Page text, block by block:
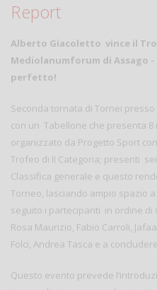
Report
Alberto Giacoletto vince il
Mediolanumforum di Assago -
perfetto!
Seconda tornata di Tornei
con un Tabellone che presenta
organizzato da Progetto Sport
Trofeo di II Categoria; presenti
Classifica generale e questo
Torneo, lasciando ampio spazio
seguito i partecipanti in ordine di
Rosa Maurizio, Fabio Carroli,
Folci, Andrea Tasca e a
Questo evento prevede